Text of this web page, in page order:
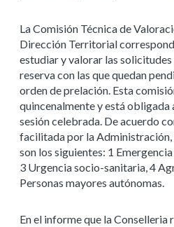
La Comisión Técnica de
Dirección Territorial
estudiar y valorar las
reserva con las que quedan
orden de prelación. Esta
quincenalmente y está obligada
sesión celebrada. De acuerdo
facilitada por la
son los siguientes: 1
3 Urgencia socio-sanitaria, 4
Personas mayores autónomas.
En el informe que la Conselleria